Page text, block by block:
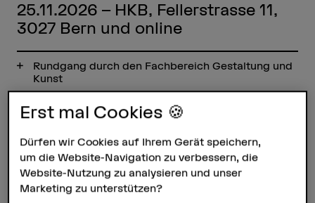
25.11.2026 – HKB, Fellerstrasse 11,
3027 Bern und online
Rundgang durch den Fachbereich Gestaltung und
Kunst
Studierendenportrait
Channel Your Art zu Gast beim MA Design (2017)
Programm der letzten
Erst mal Cookies 🍪
Dürfen wir Cookies auf Ihrem Gerät speichern,
um die Website-Navigation zu verbessern, die
Website-Nutzung zu analysieren und unser
Marketing zu unterstützen?